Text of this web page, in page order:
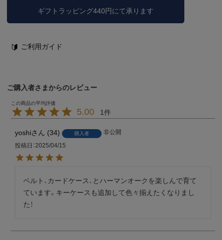
ギフトラッピング440円にて承ります
ご利用ガイド
ご購入者さまからのレビュー
5.00 1
yoshi 34 購入者
非公開
投稿日 2025/04/15
ベルト、カードケース、とハーマンオークを楽しんで育て
ています。キーケースも追加して色々揃えたくなりまし
た！